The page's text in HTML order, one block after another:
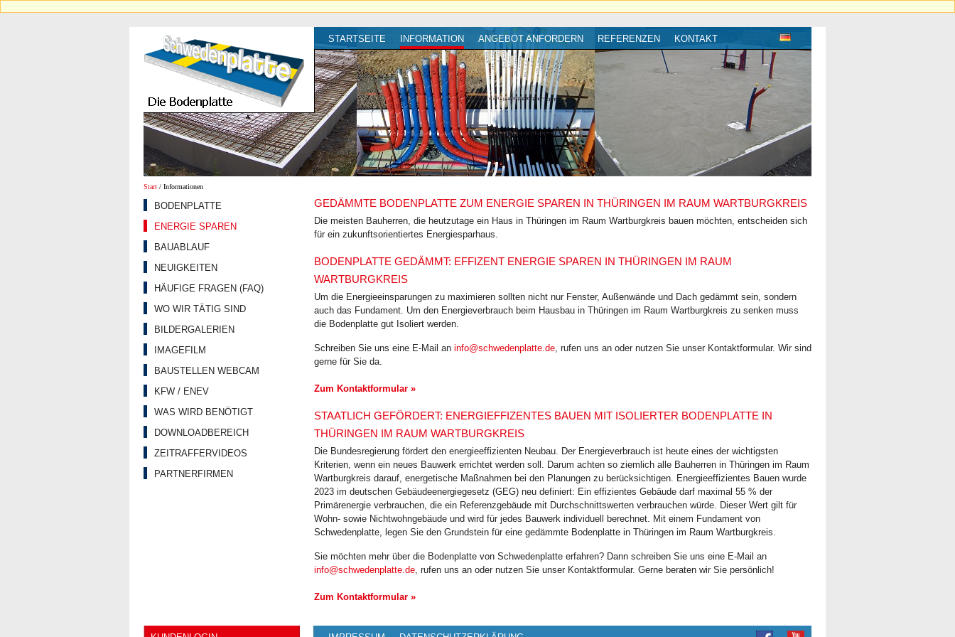
STARTSEITE INFORMATION ANGEBOT ANFORDERN REFERENZEN KONTAKT
Start / Informationen
BODENPLATTE
ENERGIE SPAREN
BAUABLAUF
NEUIGKEITEN
HÄUFIGE FRAGEN (FAQ)
WO WIR TÄTIG SIND
BILDERGALERIEN
IMAGEFILM
BAUSTELLEN WEBCAM
KFW / ENEV
WAS WIRD BENÖTIGT
DOWNLOADBEREICH
ZEITRAFFERVIDEOS
PARTNERFIRMEN
GEDÄMMTE BODENPLATTE ZUM ENERGIE SPAREN IN THÜRINGEN IM RAUM WARTBURGKREIS
Die meisten Bauherren, die heutzutage ein Haus in Thüringen im Raum Wartburgkreis bauen möchten, entscheiden sich
für ein zukunftsorientiertes Energiesparhaus.
BODENPLATTE GEDÄMMT: EFFIZENT ENERGIE SPAREN IN THÜRINGEN IM RAUM
WARTBURGKREIS
Um die Energieeinsparungen zu maximieren sollten nicht nur Fenster, Außenwände und Dach gedämmt sein, sondern
auch das Fundament. Um den Energieverbrauch beim Hausbau in Thüringen im Raum Wartburgkreis zu senken muss
die Bodenplatte gut Isoliert werden.
Schreiben Sie uns eine E-Mail an info@schwedenplatte.de, rufen uns an oder nutzen Sie unser Kontaktformular. Wir sind
gerne für Sie da.
Zum Kontaktformular »
STAATLICH GEFÖRDERT: ENERGIEFFIZENTES BAUEN MIT ISOLIERTER BODENPLATTE IN
THÜRINGEN IM RAUM WARTBURGKREIS
Die Bundesregierung fördert den energieeffizienten Neubau. Der Energieverbrauch ist heute eines der wichtigsten
Kriterien, wenn ein neues Bauwerk errichtet werden soll. Darum achten so ziemlich alle Bauherren in Thüringen im Raum
Wartburgkreis darauf, energetische Maßnahmen bei den Planungen zu berücksichtigen. Energieeffizientes Bauen wurde
2023 im deutschen Gebäudeenergiegesetz (GEG) neu definiert: Ein effizientes Gebäude darf maximal 55 % der
Primärenergie verbrauchen, die ein Referenzgebäude mit Durchschnittswerten verbrauchen würde. Dieser Wert gilt für
Wohn- sowie Nichtwohngebäude und wird für jedes Bauwerk individuell berechnet. Mit einem Fundament von
Schwedenplatte, legen Sie den Grundstein für eine gedämmte Bodenplatte in Thüringen im Raum Wartburgkreis.
Sie möchten mehr über die Bodenplatte von Schwedenplatte erfahren? Dann schreiben Sie uns eine E-Mail an
info@schwedenplatte.de, rufen uns an oder nutzen Sie unser Kontaktformular. Gerne beraten wir Sie persönlich!
Zum Kontaktformular »